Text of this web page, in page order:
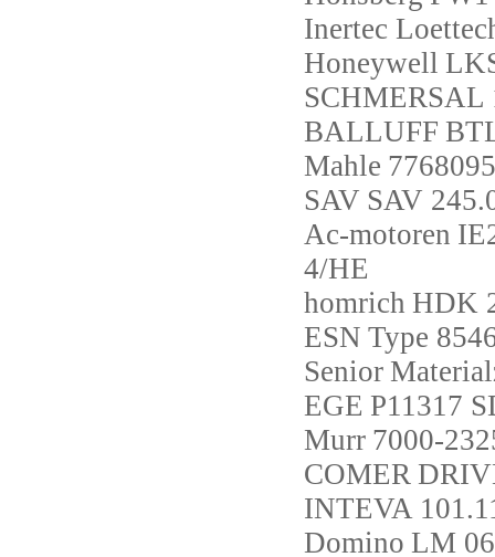
Inertec
Honeywell
SCHMERSAL
BALLUFF
Mahle
SAV SAV
Ac-motoren
4/HE
homrich HDK
ESN Type
Senior
EGE P11317
Murr 7000-
COMER
INTEVA
Domino LM